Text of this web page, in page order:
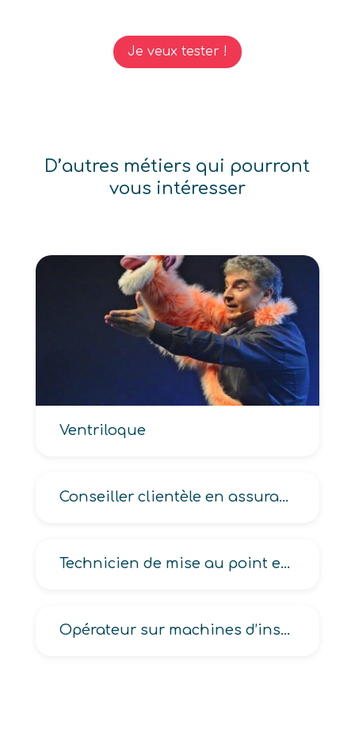
Je veux tester !
D’autres métiers qui pourront
vous intéresser
Ventriloque
Conseiller clientèle en assurances
Technicien de mise au point en électricité-électronique
Opérateur sur machines d’insertion de composants électroniques